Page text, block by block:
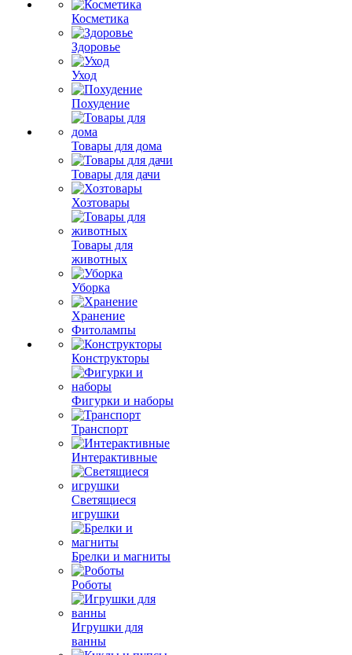
Косметика
Здоровье
Уход
Похудение
Товары для дома
Товары для дачи
Хозтовары
Товары для
животных
Уборка
Хранение
Фитолампы
Конструкторы
Фигурки и наборы
Транспорт
Интерактивные
Светящиеся
игрушки
Брелки и магниты
Роботы
Игрушки для
ванны